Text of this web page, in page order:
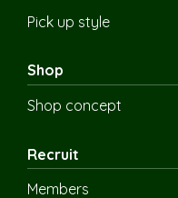
Pick up style
Shop
Shop concept
Recruit
Members